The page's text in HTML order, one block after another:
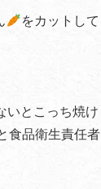
をカットして
いとこっち焼け
食品衛生責任者